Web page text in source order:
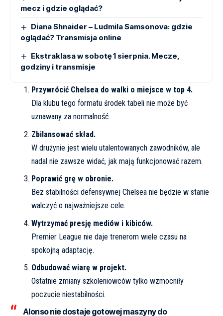
mecz i gdzie oglądać?
Diana Shnaider – Ludmila Samsonova: gdzie
oglądać? Transmisja online
Ekstraklasa w sobotę 1 sierpnia. Mecze,
godziny i transmisje
Przywrócić Chelsea do walki o miejsce w top 4.
Dla klubu tego formatu środek tabeli nie może być
uznawany za normalność.
Zbilansować skład.
W drużynie jest wielu utalentowanych zawodników, ale
nadal nie zawsze widać, jak mają funkcjonować razem.
Poprawić grę w obronie.
Bez stabilności defensywnej Chelsea nie będzie w stanie
walczyć o najważniejsze cele.
Wytrzymać presję mediów i kibiców.
Premier League nie daje trenerom wiele czasu na
spokojną adaptację.
Odbudować wiarę w projekt.
Ostatnie zmiany szkoleniowców tylko wzmocniły
poczucie niestabilności.
Alonso nie dostaje gotowej maszyny do